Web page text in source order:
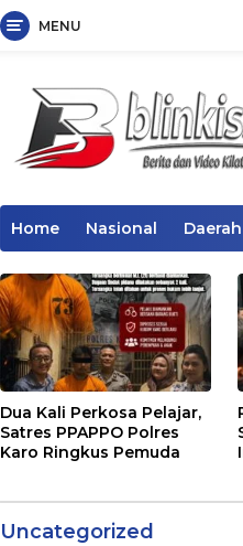
MENU
Home Nasional Daerah
Dua Kali Perkosa Pelajar,
Satres PPAPPO Polres
Karo Ringkus Pemuda
Uncategorized